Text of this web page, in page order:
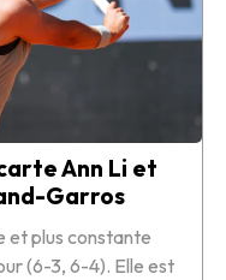
Ann Li et
Garros
et plus constante
(6-3, 6-4). Elle est